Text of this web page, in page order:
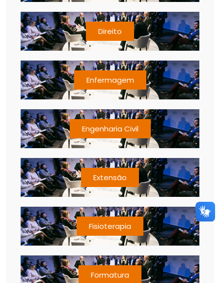
Direito
Enfermagem
Engenharia Civil
Extensão
Fisioterapia
Formatura